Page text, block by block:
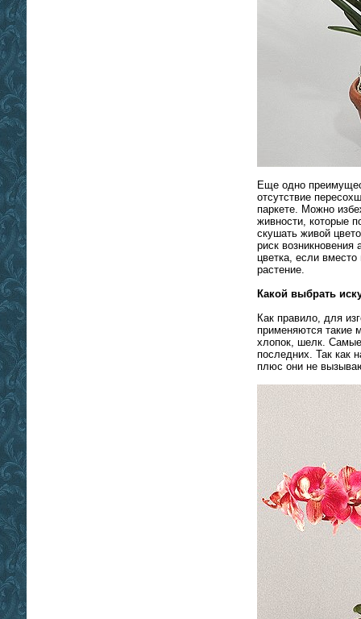
Еще одно
отсутствие
паркете. Можно
живности, которые
скушать живой
риск возникновения
цветка, если вместо
растение.
Какой выбрать
Как правило, для
применяются такие
хлопок, шелк.
последних. Так как
плюс они не